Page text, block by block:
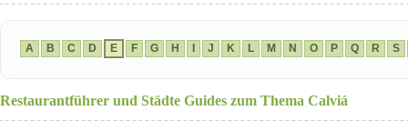
A B C D E F G H J K L M N O P Q R S
Restaurantführer und Städte Guides zum Thema Calviá